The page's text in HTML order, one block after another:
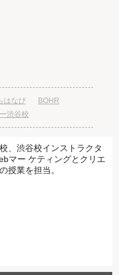
はなび
BOHR
渋谷校
、渋谷校インストラクタ
マー ケティングとクリエ
授業を担当。